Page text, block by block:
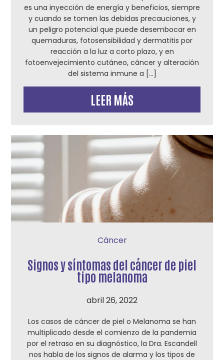
es una inyección de energía y beneficios, siempre
y cuando se tomen las debidas precauciones, y
un peligro potencial que puede desembocar en
quemaduras, fotosensibilidad y dermatitis por
reacción a la luz a corto plazo, y en
fotoenvejecimiento cutáneo, cáncer y alteración
del sistema inmune a […]
LEER MÁS
Cáncer
Signos y síntomas del cáncer de piel
tipo melanoma
abril 26, 2022
Los casos de cáncer de piel o Melanoma se han
multiplicado desde el comienzo de la pandemia
por el retraso en su diagnóstico, la Dra. Escandell
nos habla de los signos de alarma y los tipos de